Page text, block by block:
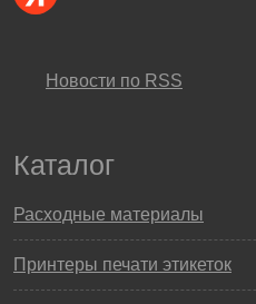
Новости по RSS
Каталог
Расходные материалы
Принтеры печати этикеток